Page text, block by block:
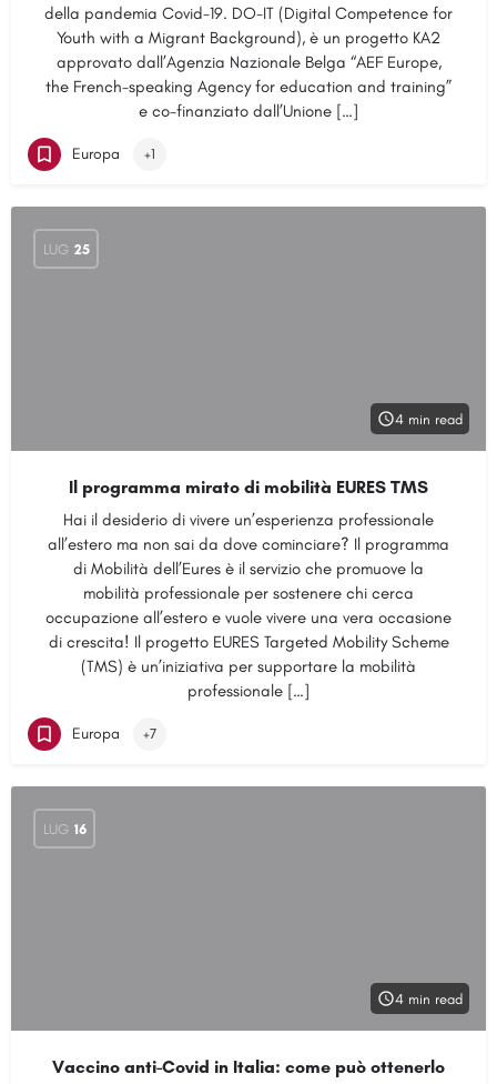
della pandemia Covid-19. DO-IT (Digital Competence for
Youth with a Migrant Background), è un progetto KA2
approvato dall’Agenzia Nazionale Belga “AEF Europe,
the French-speaking Agency for education and training”
e co-finanziato dall’Unione […]
Europa +1
LUG 25
4 min read
Il programma mirato di mobilità EURES TMS
Hai il desiderio di vivere un’esperienza professionale
all’estero ma non sai da dove cominciare? Il programma
di Mobilità dell’Eures è il servizio che promuove la
mobilità professionale per sostenere chi cerca
occupazione all’estero e vuole vivere una vera occasione
di crescita! Il progetto EURES Targeted Mobility Scheme
(TMS) è un’iniziativa per supportare la mobilità
professionale […]
Europa +7
LUG 16
4 min read
Vaccino anti-Covid in Italia: come può ottenerlo